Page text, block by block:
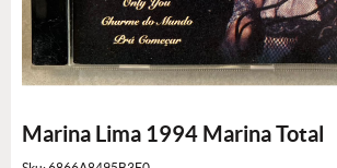
Marina Lima 1994 Marina Total